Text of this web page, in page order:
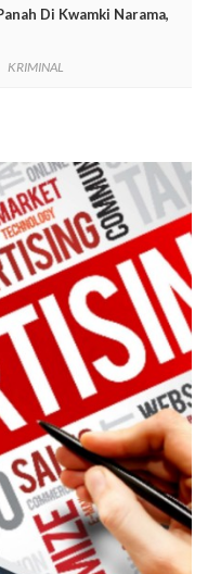
Di Kwamki Narama,
KRIMINAL